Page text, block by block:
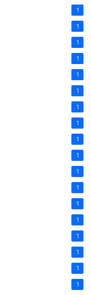
1
1
1
1
1
1
1
1
1
1
1
1
1
1
1
1
1
1